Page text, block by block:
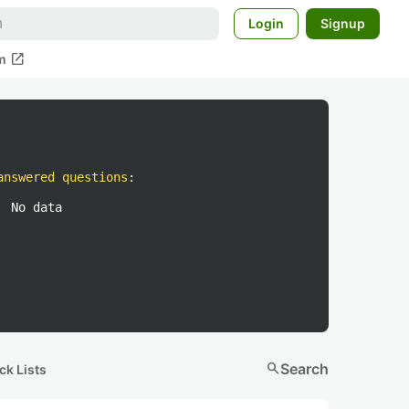
Login Signup
open_in_new
questions :
No data
Lists searchSearch